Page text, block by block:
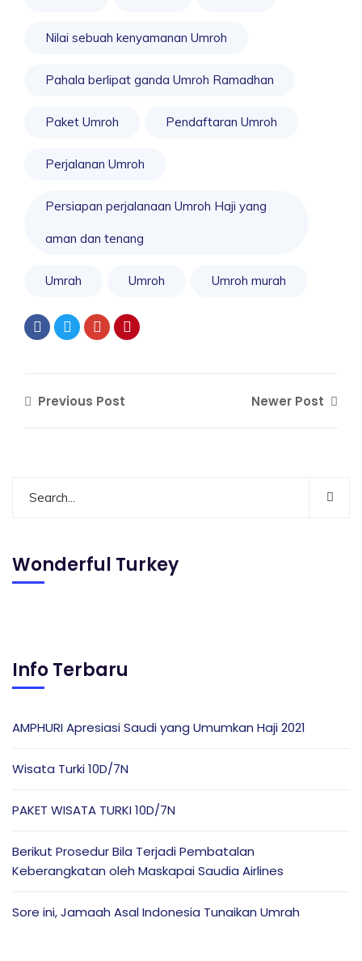
Nilai sebuah kenyamanan Umroh
Pahala berlipat ganda Umroh Ramadhan
Paket Umroh Pendaftaran Umroh
Perjalanan Umroh
Persiapan perjalanaan Umroh Haji yang
aman dan tenang
Umrah Umroh Umroh murah
Previous Post Newer Post
Wonderful Turkey
Info Terbaru
AMPHURI Apresiasi Saudi yang Umumkan Haji 2021
Wisata Turki 10D/7N
PAKET WISATA TURKI 10D/7N
Berikut Prosedur Bila Terjadi Pembatalan
Keberangkatan oleh Maskapai Saudia Airlines
Sore ini, Jamaah Asal Indonesia Tunaikan Umrah